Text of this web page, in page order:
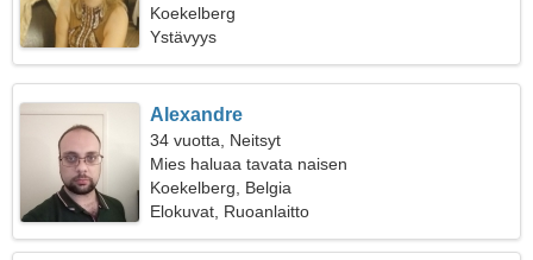
Koekelberg
Ystävyys
Alexandre
34 vuotta, Neitsyt
Mies haluaa tavata naisen
Koekelberg, Belgia
Elokuvat, Ruoanlaitto